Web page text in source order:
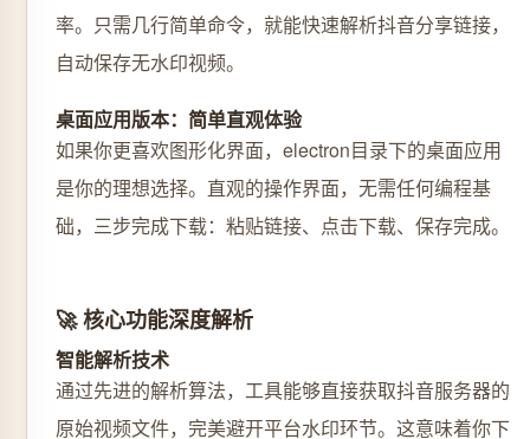
率。只需几行简单命令，就能快速解析抖音分享链接，
自动保存无水印视频。
桌面应用版本：简单直观体验
如果你更喜欢图形化界面，electron目录下的桌面应用
是你的理想选择。直观的操作界面，无需任何编程基
础，三步完成下载：粘贴链接、点击下载、保存完成。
🚀 核心功能深度解析
智能解析技术
通过先进的解析算法，工具能够直接获取抖音服务器的
原始视频文件，完美避开平台水印环节。这意味着你下